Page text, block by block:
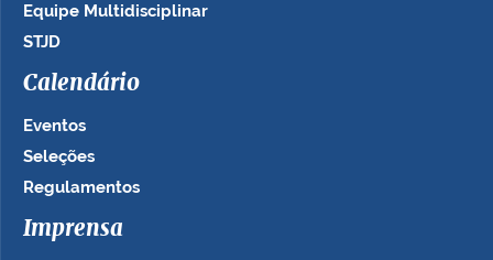
Equipe Multidisciplinar
STJD
Calendário
Eventos
Seleções
Regulamentos
Imprensa